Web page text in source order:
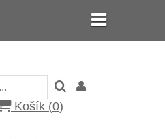
Košík (0)